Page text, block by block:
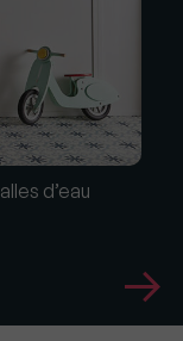
d’eau